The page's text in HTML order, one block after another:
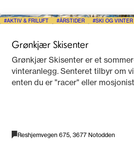
AKTIV & FRILUFT ÅRSTIDER SKI OG VINTER
Grønkjær Skisenter
Grønkjær Skisenter er et
vinteranlegg. Senteret tilbyr om
enten du er "racer" eller
Reshjemvegen 675, 3677 Notodden